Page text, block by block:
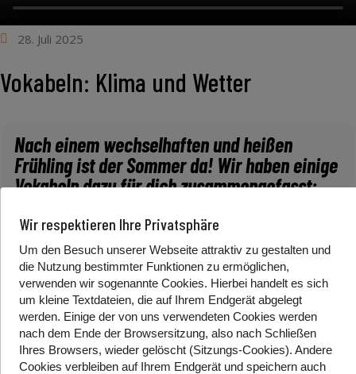
28. Juli 2025
Vokabeln: Klima und Wetter
Nach einem wechselhaften und heißen
Frühling ist der Sommer da! Wir haben einige
Vokabeln dazu für dich zusammengefasst:
*Alternativlink zum Video:YouTube
Wetter
Sommer
Hitze
Gewitter
Wir respektieren Ihre Privatsphäre
Um den Besuch unserer Webseite attraktiv zu gestalten und
die Nutzung bestimmter Funktionen zu ermöglichen,
verwenden wir sogenannte Cookies. Hierbei handelt es sich
um kleine Textdateien, die auf Ihrem Endgerät abgelegt
werden. Einige der von uns verwendeten Cookies werden
nach dem Ende der Browsersitzung, also nach Schließen
Ihres Browsers, wieder gelöscht (Sitzungs-Cookies). Andere
Cookies verbleiben auf Ihrem Endgerät und speichern auch